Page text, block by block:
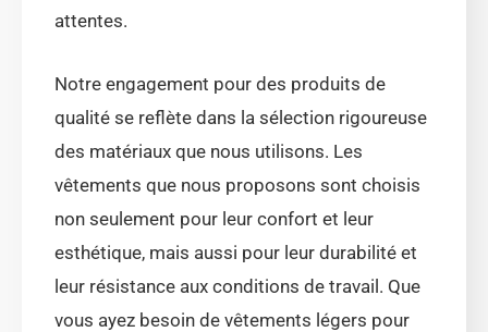
attentes.
Notre engagement pour des produits de
qualité se reflète dans la sélection rigoureuse
des matériaux que nous utilisons. Les
vêtements que nous proposons sont choisis
non seulement pour leur confort et leur
esthétique, mais aussi pour leur durabilité et
leur résistance aux conditions de travail. Que
vous ayez besoin de vêtements légers pour